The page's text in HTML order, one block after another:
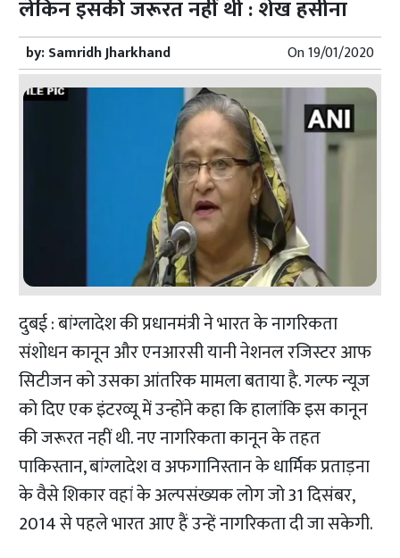
लेकिन इसकी जरूरत नहीं थी : शेख हसीना
by:Samridh Jharkhand On19/01/2020
दुबई : बांग्लादेश की प्रधानमंत्री ने भारत के नागरिकता
संशोधन कानून और एनआरसी यानी नेशनल रजिस्टर आफ
सिटीजन को उसका आंतरिक मामला बताया है. गल्फ न्यूज
को दिए एक इंटरव्यू में उन्होंने कहा कि हालांकि इस कानून
की जरूरत नहीं थी. नए नागरिकता कानून के तहत
पाकिस्तान, बांग्लादेश व अफगानिस्तान के धार्मिक प्रताड़ना
के वैसे शिकार वहां के अल्पसंख्यक लोग जो 31 दिसंबर,
2014 से पहले भारत आए हैं उन्हें नागरिकता दी जा सकेगी.